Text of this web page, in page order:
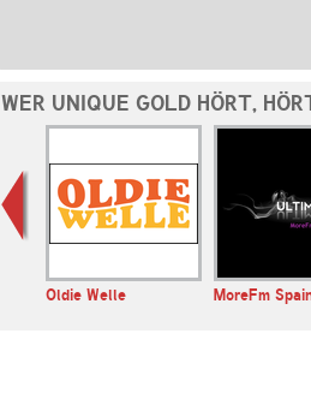
WER UNIQUE GOLD HÖRT,
Oldie Welle MoreFm